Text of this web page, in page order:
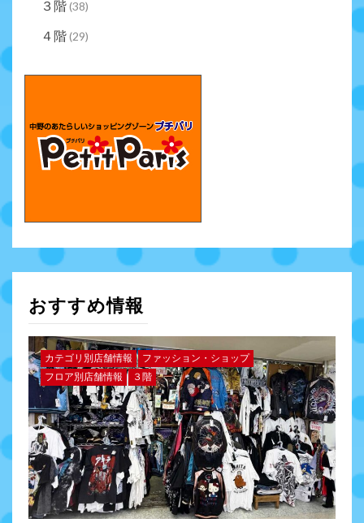
３階(38)
４階(29)
おすすめ情報
カテゴリ別店舗情報
ファッション・ショップ
フロア別店舗情報
３階